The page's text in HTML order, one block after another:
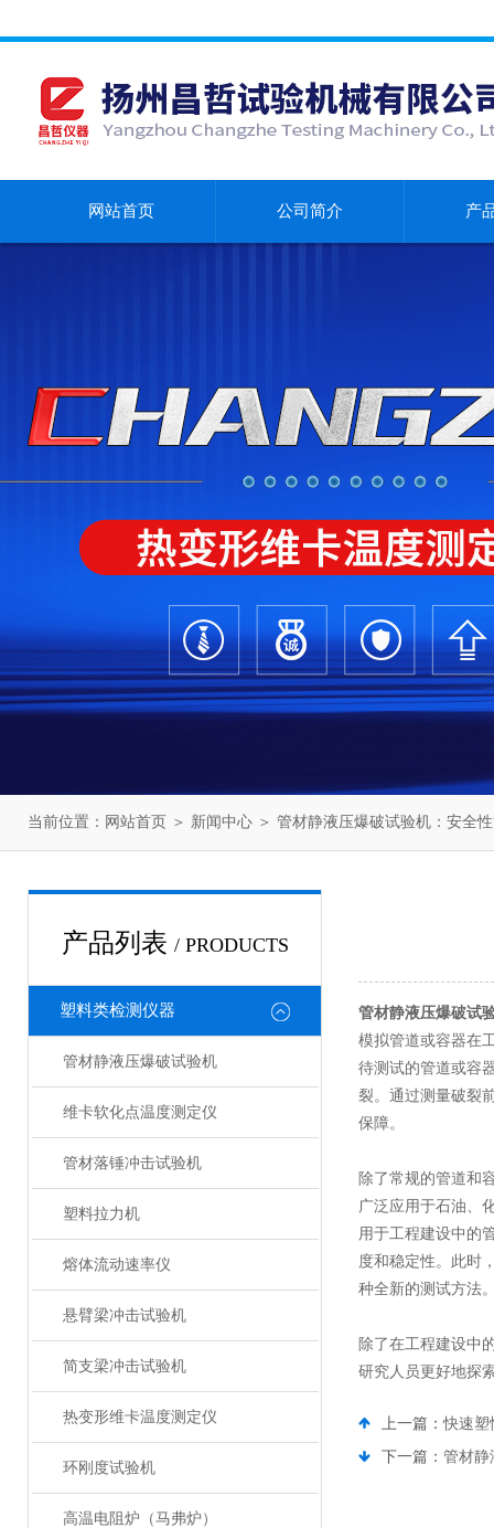
网站首页 公司简介 产
当前位置： 网站首页 ＞ 新闻中心 ＞ 管材静液压爆破试验机：安全
产品列表 / PRODUCTS
塑料类检测仪器
管材静液压爆破试验机
维卡软化点温度测定仪
管材落锤冲击试验机
塑料拉力机
熔体流动速率仪
悬臂梁冲击试验机
简支梁冲击试验机
热变形维卡温度测定仪
环刚度试验机
高温电阻炉（马弗炉）
管材静液压爆破试
模拟管道或容器在
待测试的管道或容
裂。通过测量破裂
保障。
除了常规的管道和
广泛应用于石油、
用于工程建设中的
度和稳定性。此时
种全新的测试方法
除了在工程建设中
研究人员更好地探
上一篇：快速塑
下一篇： 管材静